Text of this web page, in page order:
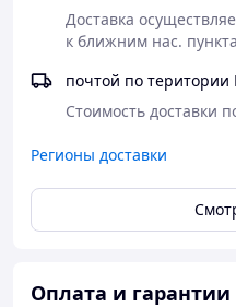
Доставка
к ближним нас.
почтой по
Стоимость доставки
Регионы доставки
Оплата и гарантии